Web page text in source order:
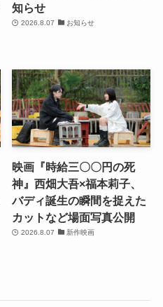
知らせ
2026.8.07 お知らせ
映画『時給三〇〇円の死
神』西畑大吾×福本莉子、
バディ誕生の瞬間を捉えた
カットなど場面写真公開
2026.8.07 新作映画